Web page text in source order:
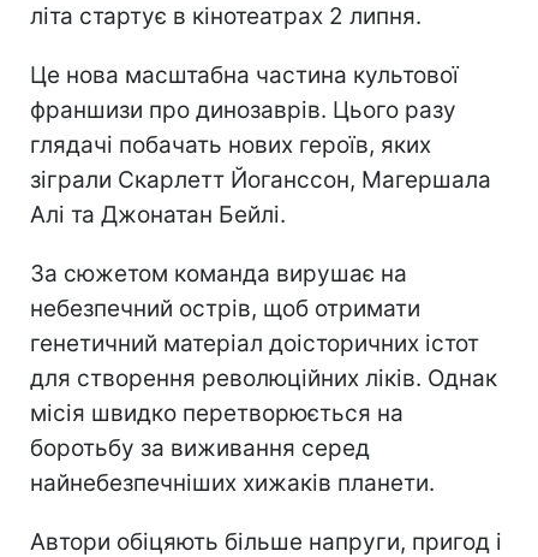
літа стартує в кінотеатрах 2 липня.
Це нова масштабна частина культової
франшизи про динозаврів. Цього разу
глядачі побачать нових героїв, яких
зіграли Скарлетт Йоганссон, Магершала
Алі та Джонатан Бейлі.
За сюжетом команда вирушає на
небезпечний острів, щоб отримати
генетичний матеріал доісторичних істот
для створення революційних ліків. Однак
місія швидко перетворюється на
боротьбу за виживання серед
найнебезпечніших хижаків планети.
Автори обіцяють більше напруги, пригод і